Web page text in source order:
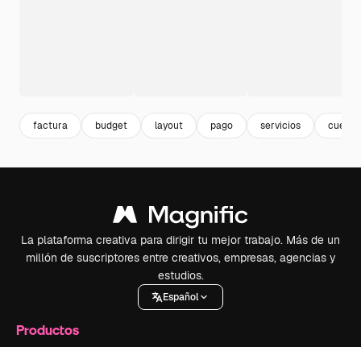
factura budget layout pago servicios
La plataforma creativa para dirigir tu mejor trabajo. Más de un
millón de suscriptores entre creativos, empresas, agencias y
estudios.
Español
Productos